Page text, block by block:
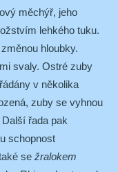
měchýř, jeho
lehkého tuku.
hloubky.
svaly. Ostré zuby
v několika
zuby se vyhnou
řada pak
schopnost
se žralokem